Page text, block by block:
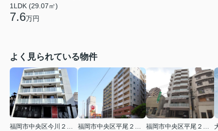
1LDK (29.07㎡)
7.6万円
よく見られている物件